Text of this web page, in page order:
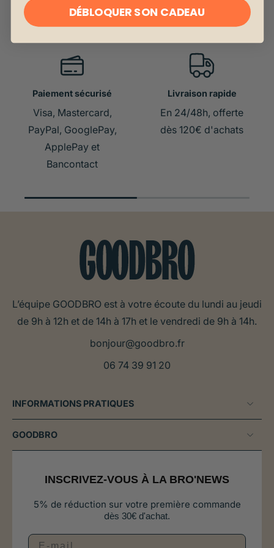
Paiement sécurisé
Visa, Mastercard,
PayPal, GooglePay,
ApplePay et
Bancontact
Livraison rapide
En 24/48h, offerte
dès 120€ d'achats
L’équipe GOODBRO est à votre écoute du lundi au jeudi
de 9h à 12h et de 14h à 17h et le vendredi de 9h à 14h.
bonjour@goodbro.fr
06 74 39 91 20
INFORMATIONS PRATIQUES
GOODBRO
INSCRIVEZ-VOUS À LA BRO'NEWS
5% de réduction sur votre première commande
dès 30€ d'achat.
DÉBLOQUER SON CADEAU